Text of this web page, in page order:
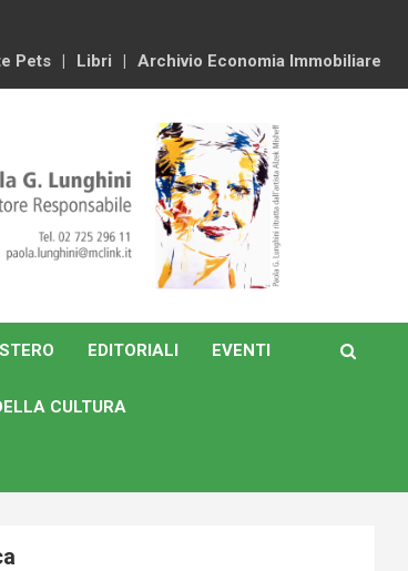
Pets Libri Archivio Economia Immobiliare
EDITORIALI EVENTI
CULTURA